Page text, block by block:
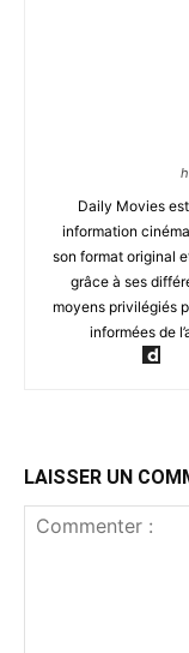
Daily Movies
information
son format original
grâce à ses
moyens privilégiés
informées de
LAISSER UN